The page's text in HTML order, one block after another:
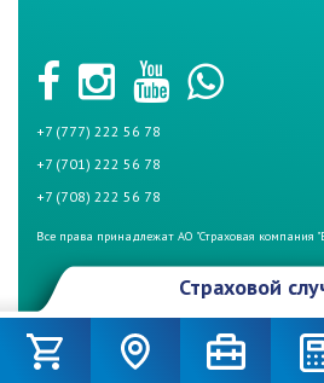
+7 (777) 222 56 78
+7 (701) 222 56 78
+7 (708) 222 56 78
Все права принадлежат АО "Страховая компания
Страховой
беспокойтесь, если у Вас страховой
вызовите дорожную полицию (по номеру –